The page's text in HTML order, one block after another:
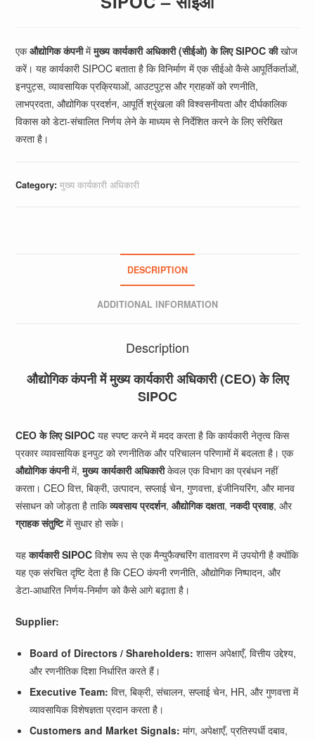
एकऔद्योगिक कंपनीमेंमुख्य कार्यकारी अधिकारी (सीईओ) के लिए SIPOC कीखोज
करें। यह कार्यकारी SIPOC बताता है कि विनिर्माण में एक सीईओ कैसे आपूर्तिकर्ताओं,
इनपुट्स, व्यावसायिक प्रक्रियाओं, आउटपुट्स और ग्राहकों को रणनीति,
लाभप्रदता, औद्योगिक प्रदर्शन, आपूर्ति श्रृंखला की विश्वसनीयता और दीर्घकालिक
विकास को डेटा-संचालित निर्णय लेने के माध्यम से निर्देशित करने के लिए संरेखित
करता है।
Category:मुख्य कार्यकारी अधिकारी
DESCRIPTION
ADDITIONAL INFORMATION
Description
औद्योगिक कंपनी में मुख्य कार्यकारी अधिकारी (CEO) के लिए
SIPOC
CEO के लिए SIPOC यह स्पष्ट करने में मदद करता है कि कार्यकारी नेतृत्व किस
प्रकार व्यावसायिक इनपुट को रणनीतिक और परिचालन परिणामों में बदलता है। एक
औद्योगिक कंपनीमें,मुख्य कार्यकारी अधिकारीकेवल एक विभाग का प्रबंधन नहीं
करता। CEO वित्त, बिक्री, उत्पादन, सप्लाई चेन, गुणवत्ता, इंजीनियरिंग, और मानव
संसाधन को जोड़ता है ताकिव्यवसाय प्रदर्शन,औद्योगिक दक्षता,नकदी प्रवाह, और
ग्राहक संतुष्टिमें सुधार हो सके।
यहकार्यकारी SIPOC विशेष रूप से एक मैन्युफैक्चरिंग वातावरण में उपयोगी है क्योंकि
यह एक संरचित दृष्टि देता है कि CEO कंपनी रणनीति, औद्योगिक निष्पादन, और
डेटा-आधारित निर्णय-निर्माण को कैसे आगे बढ़ाता है।
Supplier:
Board of Directors / Shareholders: शासन अपेक्षाएँ, वित्तीय उद्देश्य,
और रणनीतिक दिशा निर्धारित करते हैं।
Executive Team: वित्त, बिक्री, संचालन, सप्लाई चेन, HR, और गुणवत्ता में
व्यावसायिक विशेषज्ञता प्रदान करता है।
Customers and Market Signals: मांग, अपेक्षाएँ, प्रतिस्पर्धी दबाव,